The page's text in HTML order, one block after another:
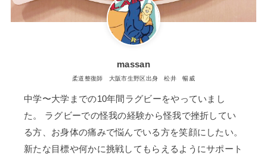
massan
柔道整復師 大阪市生野区出身 松井 暢威
中学〜大学までの10年間ラグビーをやっていまし
た。 ラグビーでの怪我の経験から怪我で挫折してい
る方、お身体の痛みで悩んでいる方を笑顔にしたい。
新たな目標や何かに挑戦してもらえるようにサポート